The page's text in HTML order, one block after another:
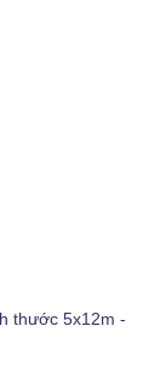
thước 5x12m -